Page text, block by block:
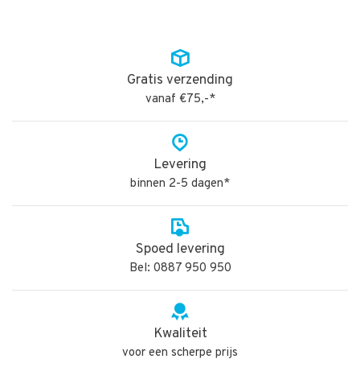
Gratis verzending
vanaf €75,-*
Levering
binnen 2-5 dagen*
Spoed levering
Bel: 0887 950 950
Kwaliteit
voor een scherpe prijs